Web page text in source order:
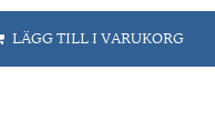
LÄGG TILL I VARUKORG